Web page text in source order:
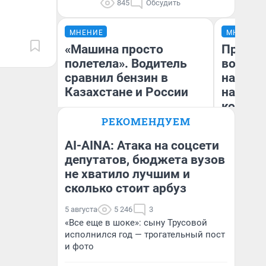
845 Обсудить
МНЕНИЕ
«Машина просто
полетела». Водитель
сравнил бензин в
Казахстане и России
Анатолий Кузнецов
МНЕНИЕ
нам
РЕКОМЕНДУЕМ
AI-AINA: Атака на соцсети
депутатов, бюджета вузов
не хватило лучшим и
сколько стоит арбуз
5 августа 5 246 3
«Все еще в шоке»: сыну Трусовой
исполнился год — трогательный пост
и фото